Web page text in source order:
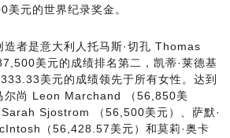
元的世界纪录奖金。
造者是意大利人托马斯·切孔 Thomas
美元的成绩排名第二，凯蒂·莱德基
美元的成绩领先于所有女性。达到
尔尚 Leon Marchand （56,850美
Sarah Sjostrom （56,500美元）、萨默·
（56,428.57美元）和莫莉·奥卡